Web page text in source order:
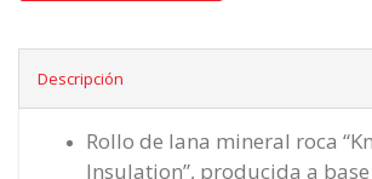
Descripción
Rollo de lana mineral roca
Insulation”, producida a